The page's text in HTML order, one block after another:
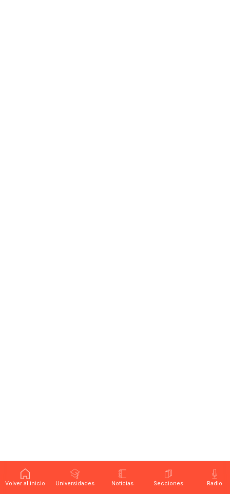
Volver al inicio Universidades Noticias Secciones Radio